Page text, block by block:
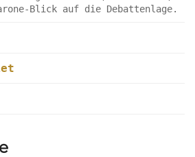
Blick auf die Debattenlage.